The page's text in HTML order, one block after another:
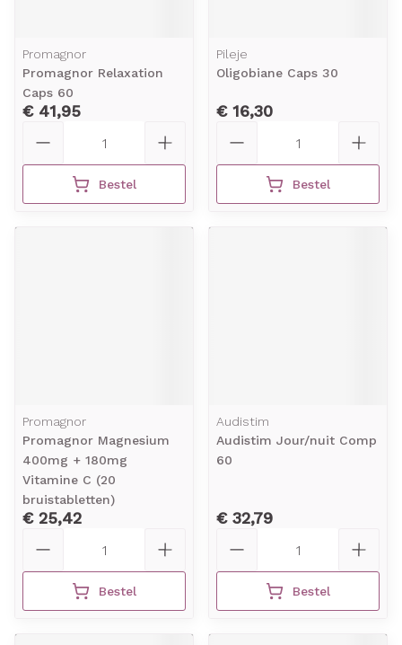
Promagnor
Promagnor Relaxation
Caps 60
€ 41,95
Bestel
Pileje
Oligobiane Caps 30
€ 16,30
Bestel
Promagnor
Promagnor Magnesium
400mg + 180mg
Vitamine C (20
bruistabletten)
€ 25,42
Bestel
Audistim
Audistim Jour/nuit Comp
60
€ 32,79
Bestel